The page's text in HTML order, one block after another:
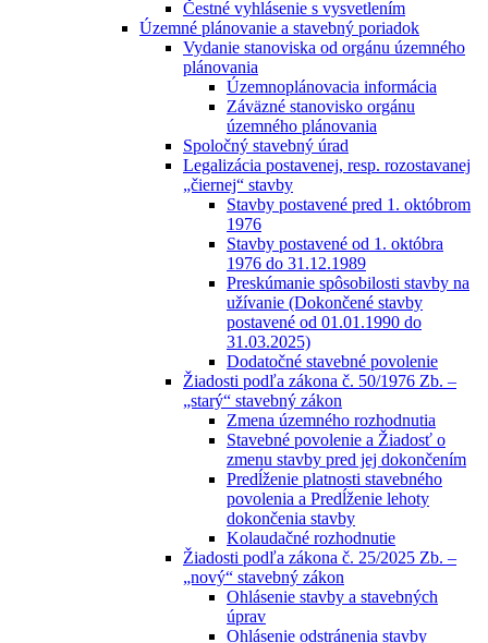
Čestné vyhlásenie s vysvetlením
Územné plánovanie a stavebný poriadok
Vydanie stanoviska od orgánu územného
plánovania
Územnoplánovacia informácia
Záväzné stanovisko orgánu
územného plánovania
Spoločný stavebný úrad
Legalizácia postavenej, resp. rozostavanej
„čiernej“ stavby
Stavby postavené pred 1. októbrom
1976
Stavby postavené od 1. októbra
1976 do 31.12.1989
Preskúmanie spôsobilosti stavby na
užívanie (Dokončené stavby
postavené od 01.01.1990 do
31.03.2025)
Dodatočné stavebné povolenie
Žiadosti podľa zákona č. 50/1976 Zb. –
„starý“ stavebný zákon
Zmena územného rozhodnutia
Stavebné povolenie a Žiadosť o
zmenu stavby pred jej dokončením
Predĺženie platnosti stavebného
povolenia a Predĺženie lehoty
dokončenia stavby
Kolaudačné rozhodnutie
Žiadosti podľa zákona č. 25/2025 Zb. –
„nový“ stavebný zákon
Ohlásenie stavby a stavebných
úprav
Ohlásenie odstránenia stavby